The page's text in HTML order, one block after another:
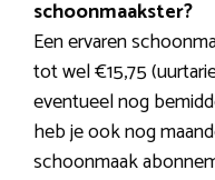
schoonmaakster?
Een ervaren
tot wel €15,75
eventueel nog
heb je ook nog
schoonmaak